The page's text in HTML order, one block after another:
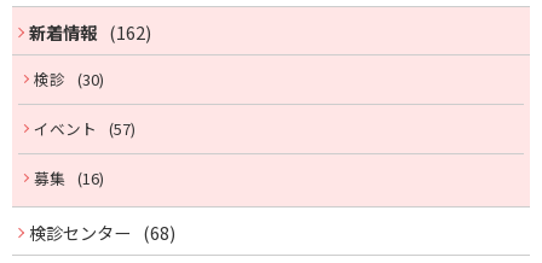
ゲ
ー
シ
ョ
ン
ド
メ
ニ
ュ
ー
新着情報 (162)
検診 (30)
イベント (57)
募集 (16)
検診センター (68)